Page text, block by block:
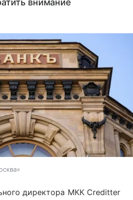
внимание
директора МКК Creditter